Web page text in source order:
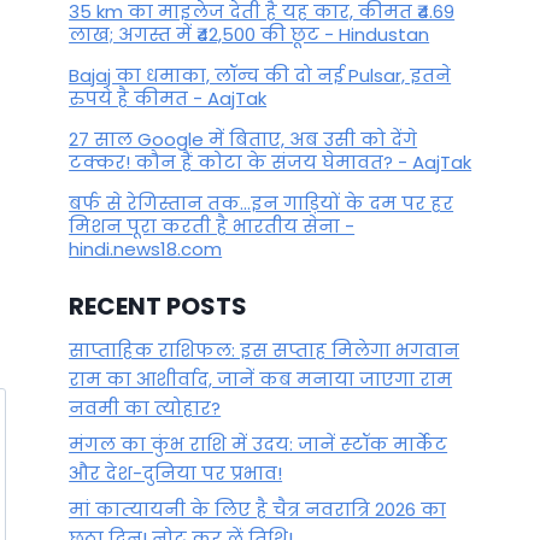
By June 1, 2024
35 km का माइलेज देती है यह कार, कीमत ₹4.69
लाख; अगस्त में ₹42,500 की छूट - Hindustan
Bajaj का धमाका, लॉन्च की दो नई Pulsar, इतने
रुपये है कीमत - AajTak
27 साल Google में बिताए, अब उसी को देंगे
टक्कर! कौन हैं कोटा के संजय घेमावत? - AajTak
बर्फ से रेगिस्तान तक...इन गाड़ियों के दम पर हर
मिशन पूरा करती है भारतीय सेना -
hindi.news18.com
RECENT POSTS
साप्ताहिक राशिफल: इस सप्ताह मिलेगा भगवान
राम का आशीर्वाद, जानें कब मनाया जाएगा राम
नवमी का त्योहार?
मंगल का कुंभ राशि में उदय: जानें स्‍टॉक मार्केट
और देश-दुनिया पर प्रभाव!
मां कात्‍यायनी के लिए है चैत्र नवरात्रि 2026 का